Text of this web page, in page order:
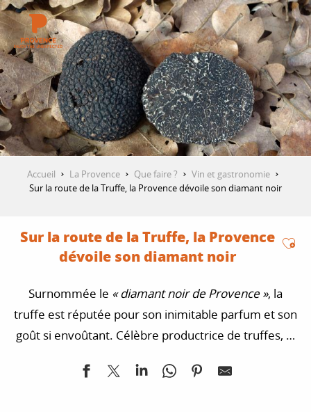
Aller
au
contenu
principal
DÉCOUVRIR
QUE FAIRE ?
SÉJOURNER
ESPACE PRO
Accueil La Provence Que faire ?
Vin et gastronomie
Sur la route de la Truffe, la Provence dévoile son diamant noir
Sur la route de la Truffe, la Provence
dévoile son diamant noir
Surnommée le « diamant noir de Provence », la
truffe est réputée pour son inimitable parfum et son
goût si envoûtant. Célèbre productrice de truffes, la
pour la saison d’hiver. Secrets de production et de